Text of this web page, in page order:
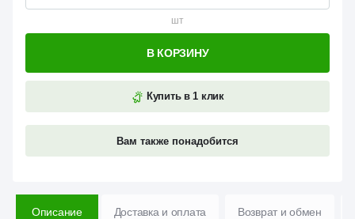
шт
Купить в 1 клик
Вам также понадобится
В КОРЗИНУ
Описание Доставка и оплата Возврат и обмен